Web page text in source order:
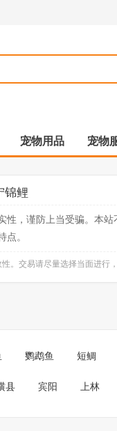
宠物用品 宠物
锦鲤
，谨防上当受骗。本
点。
交易请尽量选择当面进行
鹦鹉鱼 短鲷
县 宾阳 上林